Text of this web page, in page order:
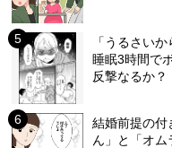
「うるさい
睡眠3時間で
反撃なるか？
結婚前提の
ん」と「オ